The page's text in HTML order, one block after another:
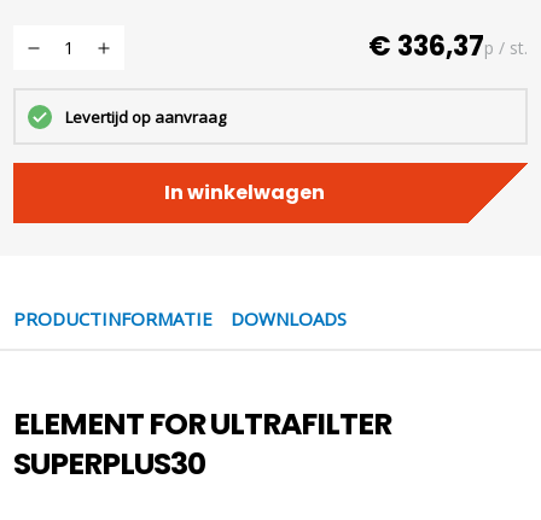
€ 336,37p / st.
Levertijd op aanvraag
In winkelwagen
PRODUCTINFORMATIE DOWNLOADS
ELEMENT FOR ULTRAFILTER
SUPERPLUS30